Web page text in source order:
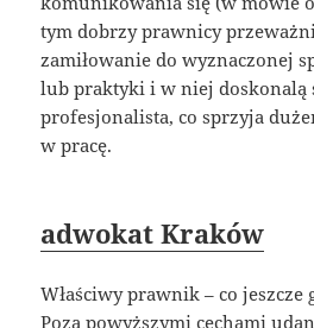
tym dobrzy prawnicy
zamiłowanie do wyznaczonej
lub praktyki i w niej doskonalą
profesjonalista, co sprzyja
w pracę.
adwokat Kraków
Właściwy prawnik – co jeszcze
Poza powyższymi cechami